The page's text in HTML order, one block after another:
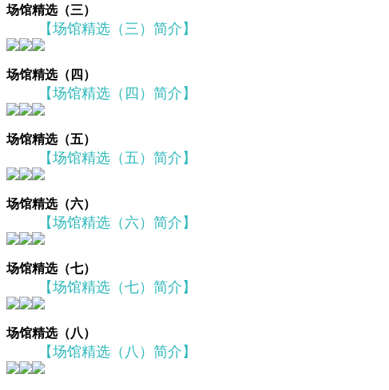
场馆精选（三）
【场馆精选（三）简介】
场馆精选（四）
【场馆精选（四）简介】
场馆精选（五）
【场馆精选（五）简介】
场馆精选（六）
【场馆精选（六）简介】
场馆精选（七）
【场馆精选（七）简介】
场馆精选（八）
【场馆精选（八）简介】